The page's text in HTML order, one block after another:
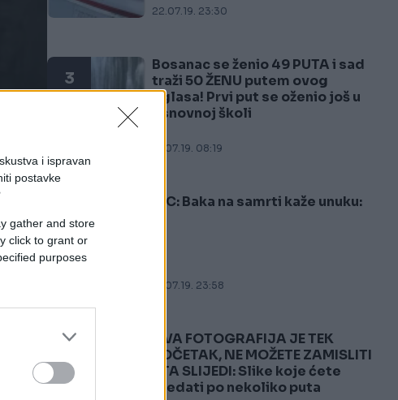
i ispravan
postavke
gather and store
click to grant or
purposes
22.07.19. 23:30
3
Bosanac se ženio 49 PUTA i sad
traži 50 ŽENU putem ovog
oglasa! Prvi put se oženio još u
osnovnoj školi
21.07.19. 08:19
4
VIC: Baka na samrti kaže unuku:
16.07.19. 23:58
OVA FOTOGRAFIJA JE TEK
POČETAK, NE MOŽETE ZAMISLITI
ŠTA SLIJEDI: Slike koje ćete
gledati po nekoliko puta